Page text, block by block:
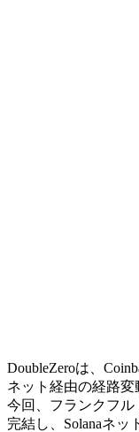
DoubleZeroは、
ネット経由の経路変
今回、フランクフル
完結し、Solanaネッ